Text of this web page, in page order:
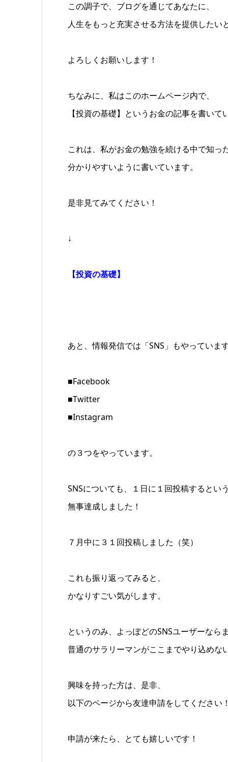
この調子で、ブログを通じてあなたに、
人生をもっと充実させる方法を提供したい
よろしくお願いします！
ちなみに、私はこのホームページ内で、
【投資の基礎】というお金の記事を書いて
これは、私がお金の勉強を続ける中で知っ
分かりやすいように書いています。
是非見てみてください！
↓
【投資の基礎】
あと、情報発信では「SNS」もやっています
■Facebook
■Twitter
■Instagram
の３つをやっています。
SNSについても、１日に１回投稿するとい
無事達成しました！
７月中に３１回投稿しました（笑）
これも振り返ってみると、
かなりすごい気がします。
というのみ、よっぽどのSNSユーザーならま
普通のサラリーマンがここまでやり込めな
興味を持った方は、是非、
以下のページから友達申請をしてください！
申請が来たら、とても嬉しいです！